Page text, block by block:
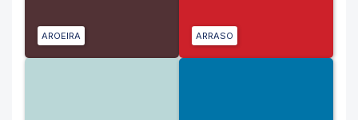
AROEIRA ARRASO